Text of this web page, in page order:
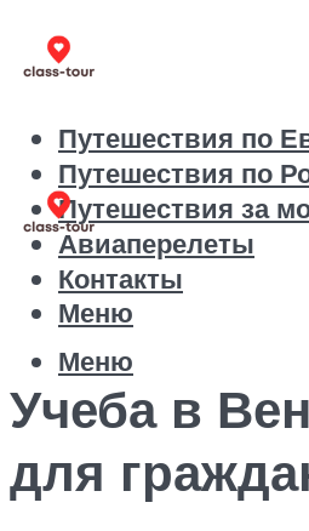
Путешествия по
Путешествия по
Путешествия за
Авиаперелеты
Контакты
Меню
Меню
Учеба в
для